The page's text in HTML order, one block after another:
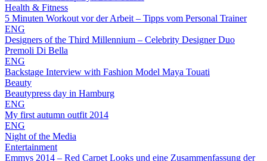
Health & Fitness
5 Minuten Workout vor der Arbeit – Tipps vom Personal Trainer
ENG
Designers of the Third Millennium – Celebrity Designer Duo
Premoli Di Bella
ENG
Backstage Interview with Fashion Model Maya Touati
Beauty
Beautypress day in Hamburg
ENG
My first autumn outfit 2014
ENG
Night of the Media
Entertainment
Emmys 2014 – Red Carpet Looks und eine Zusammenfassung der